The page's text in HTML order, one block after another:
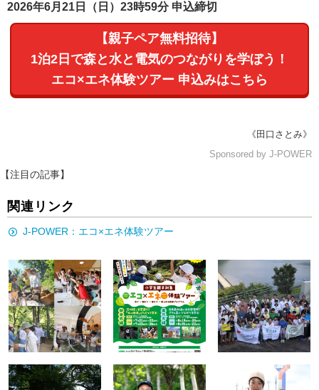
2026年6月21日（日）23時59分 申込締切
【親子ペア無料招待】
1泊2日で森と水と電気のつながりを学ぼう！
エコ×エネ体験ツアー 申込みはこちら
《田口さとみ》
Sponsored by J-POWER
【注目の記事】
関連リンク
J-POWER：エコ×エネ体験ツアー